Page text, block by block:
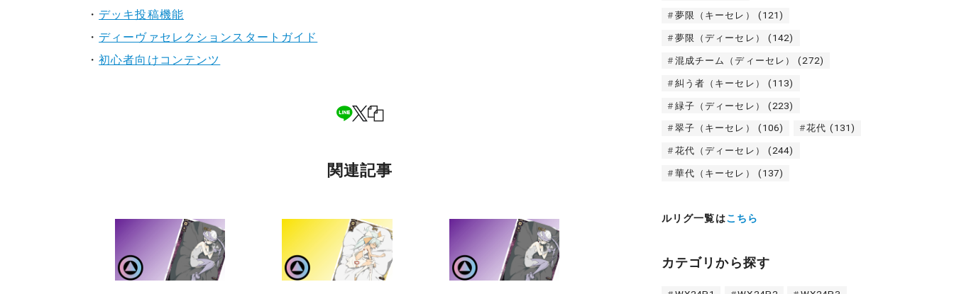
・ デッキ投稿機能
・ ディーヴァセレクションスタートガイド
・初心者向けコンテンツ
関連記事
夢限（キーセレ） (121)
夢限（ディーセレ） (142)
混成チーム（ディーセレ） (272)
糾う者（キーセレ） (113)
緑子（ディーセレ） (223)
翠子（キーセレ） (106) 花代 (131)
花代（ディーセレ） (244)
華代（キーセレ） (137)
ルリグ一覧はこちら
カテゴリから探す